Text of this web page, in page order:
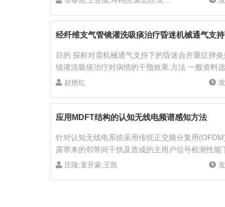
目的 探析对需机械通气支持下的昏迷合并重症肺
镜灌洗吸痰治疗对病情的干预效果.方法 一般资
2016年期间ICU收治需机械通气支持下昏迷合并重
抗感染治疗)和观察组(联合纤维支气管镜下灌洗吸
40例.疗程后比较患者病情改善状况.结果 根据患者
件处理提示有显著差异性(P<0.05).结论 昏迷合并
持下的患者,根据病情尽早并合理地应用纤维支镜
病情有着更好地改善作用,缩短病程,促进痰液引流,
赵艳红
应用MDFT结构的认知无线电频谱感知方法
针对认知无线电系统采用传统正交频分复用
露带来的邻带间干扰及造成的主用户信号检测性能
一种基于改进离散傅里叶变换(MDFT)调制滤波器
庄陵;童开蒙;王凯